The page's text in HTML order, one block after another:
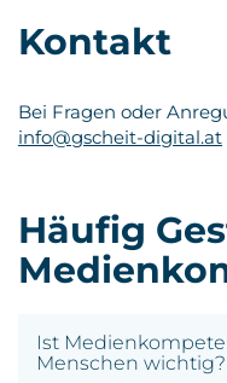
Kontakt
Bei Fragen oder
info@gscheit-digital.at
Häufig
Ist
Menschen wichtig?